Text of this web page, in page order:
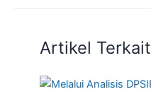
Artikel Terkait